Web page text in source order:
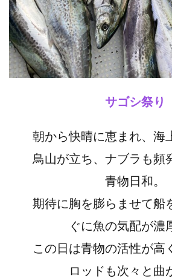
サゴシ祭り
朝から快晴に恵まれ、海
鳥山が立ち、ナブラも頻
青物日和。
期待に胸を膨らませて船
ぐに魚の気配が濃
この日は青物の活性が高
ロッドも次々と曲